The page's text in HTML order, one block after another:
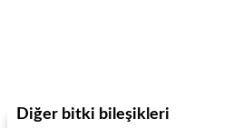
Diğer bitki bileşikleri